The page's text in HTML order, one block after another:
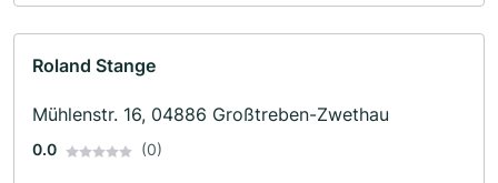
Roland Stange
Mühlenstr. 16, 04886 Großtreben-Zwethau
0.0 (0)